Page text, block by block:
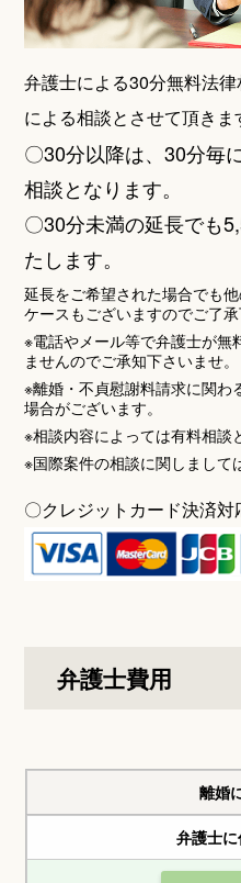
弁護士による30分無料法
による相談とさせて頂きま
〇30分以降は、30分毎
相談となります。
〇30分未満の延長でも
たします。
延長をご希望された場合でも
ケースもございますのでご了承
※電話やメール等で弁護士が無
ませんのでご承知下さいませ。
※離婚・不貞慰謝料請求に関わ
場合がございます。
※相談内容によっては有料相談
※国際案件の相談に関しまして
〇クレジットカード決済対
弁護士費用
離婚
弁護士